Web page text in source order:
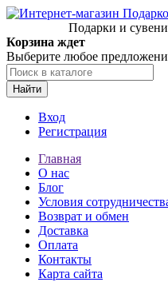
Подарки и
Корзина ждет
Выберите любое
Найти
Вход
Регистрация
Главная
О нас
Блог
Условия
Возврат и обмен
Доставка
Оплата
Контакты
Карта сайта